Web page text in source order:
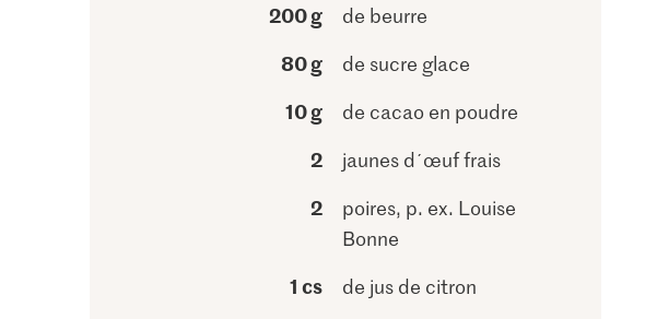
200 g de beurre
80 g de sucre glace
10 g de cacao en poudre
2 jaunes d´œuf frais
2
poires, p. ex. Louise
Bonne
1 cs de jus de citron